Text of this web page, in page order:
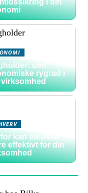
den
rygrad i
kan inkasso
effektivt for din